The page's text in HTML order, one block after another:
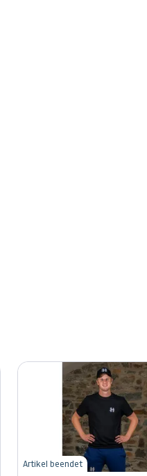
Artikel beendet